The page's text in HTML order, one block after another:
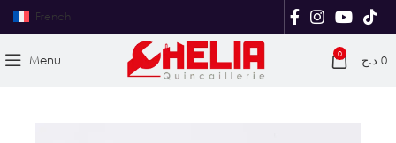
French
Menu 0 0 د.ج